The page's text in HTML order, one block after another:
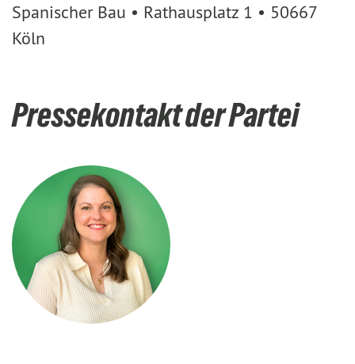
Spanischer Bau • Rathausplatz 1 • 50667
Köln
Pressekontakt der Partei